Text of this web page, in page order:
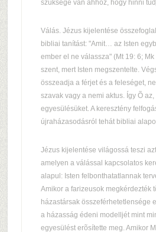
szüksége van ahhoz, hogy hinni
Válás. Jézus kijelentése
bibliai tanítást: "Amit… az Isten
ember el ne válassza" (Mt 19: 6;
szent, mert Isten megszentelte.
összeadja a férjet és a feleséget,
szavak vagy a nemi aktus. Így Õ
egyesülésüket. A keresztény
újraházasodásról tehát bibliai
Jézus kijelentése világossá teszi
amelyen a válással kapcsolatos
alapul: Isten felbonthatatlannak
Amikor a farizeusok megkérdezték
házastársak összeférhetetlensége
a házasság édeni modelljét mint
egyesülést erõsítette meg. Amikor